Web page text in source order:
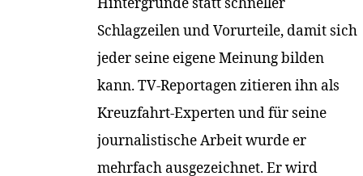
Schlagzeilen und Vorurteile, damit sich
jeder seine eigene Meinung bilden
kann. TV-Reportagen zitieren ihn als
Kreuzfahrt-Experten und für seine
journalistische Arbeit wurde er
mehrfach ausgezeichnet. Er wird